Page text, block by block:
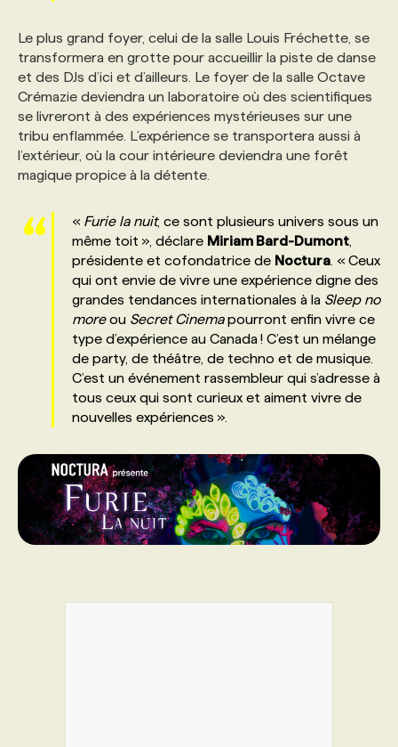
Le plus grand foyer, celui de la salle Louis Fréchette, se
transformera en grotte pour accueillir la piste de danse
et des DJs d’ici et d’ailleurs. Le foyer de la salle Octave
Crémazie deviendra un laboratoire où des scientifiques
se livreront à des expériences mystérieuses sur une
tribu enflammée. L’expérience se transportera aussi à
l’extérieur, où la cour intérieure deviendra une forêt
magique propice à la détente.
« Furie la nuit, ce sont plusieurs univers sous un
même toit », déclare Miriam Bard-Dumont
présidente et cofondatrice de Noctura . « Ceux
qui ont envie de vivre une expérience digne des
grandes tendances internationales à la Sleep no
moreou Secret Cinemapourront enfin vivre ce
type d’expérience au Canada ! C’est un mélange
de party, de théâtre, de techno et de musique.
C’est un événement rassembleur qui s’adresse à
tous ceux qui sont curieux et aiment vivre de
nouvelles expériences ».